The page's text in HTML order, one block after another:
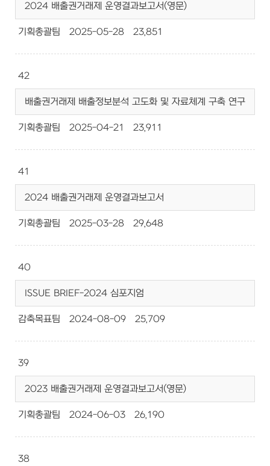
2024 배출권거래제 운영결과보고서(영문)
기획총괄팀 2025-05-28 23,851
42
배출권거래제 배출정보분석 고도화 및 자료체계 구축 연구
기획총괄팀 2025-04-21 23,911
41
2024 배출권거래제 운영결과보고서
기획총괄팀 2025-03-28 29,648
40
ISSUE BRIEF-2024 심포지엄
감축목표팀 2024-08-09 25,709
39
2023 배출권거래제 운영결과보고서(영문)
기획총괄팀 2024-06-03 26,190
38